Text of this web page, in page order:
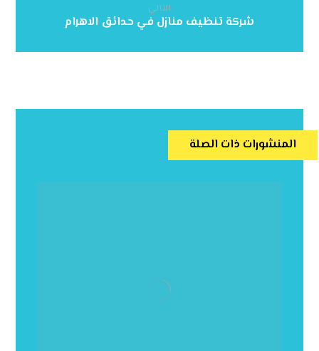
التالي
شركة تنظيف منازل في حدائق الاهرام
المنشورات ذات الصلة